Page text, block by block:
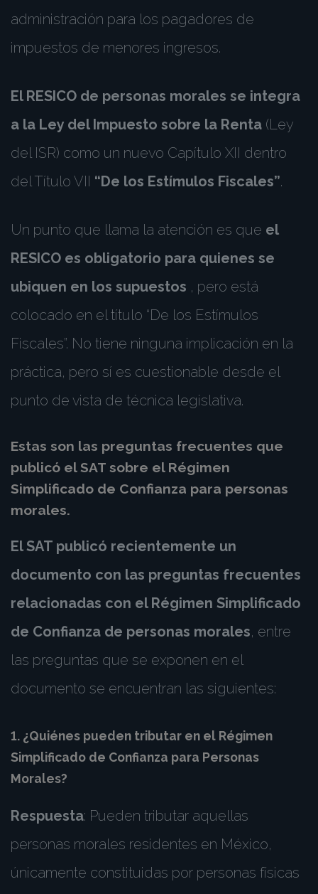
administración para los pagadores de
impuestos de menores ingresos.
El RESICO de personas morales se integra
a la Ley del Impuesto sobre la Renta (Ley
del ISR) como un nuevo Capítulo XII dentro
del Título VII “De los Estímulos Fiscales”.
Un punto que llama la atención es que el
RESICO es obligatorio para quienes se
ubiquen en los supuestos , pero está
colocado en el título “De los Estímulos
Fiscales”. No tiene ninguna implicación en la
práctica, pero sí es cuestionable desde el
punto de vista de técnica legislativa.
Estas son las preguntas frecuentes que
publicó el SAT sobre el Régimen
Simplificado de Confianza para personas
morales.
El SAT publicó recientemente un
documento con las preguntas frecuentes
relacionadas con el Régimen Simplificado
de Confianza de personas morales, entre
las preguntas que se exponen en el
documento se encuentran las siguientes:
1. ¿Quiénes pueden tributar en el Régimen
Simplificado de Confianza para Personas
Morales?
Respuesta: Pueden tributar aquellas
personas morales residentes en México,
únicamente constituidas por personas físicas